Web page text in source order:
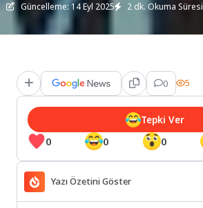
Güncelleme: 14 Eyl 2025
2 dk. Okuma Süresi
0 5
0 0 0
Tepki Ver
Yazı Özetini Göster